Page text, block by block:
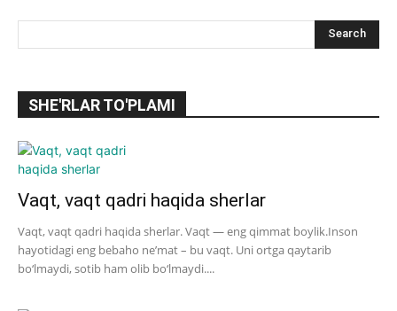
SHE'RLAR TO'PLAMI
Vaqt, vaqt qadri haqida sherlar
Vaqt, vaqt qadri haqida sherlar. Vaqt — eng qimmat boylik.Inson
hayotidagi eng bebaho ne’mat – bu vaqt. Uni ortga qaytarib
bo‘lmaydi, sotib ham olib bo‘lmaydi....